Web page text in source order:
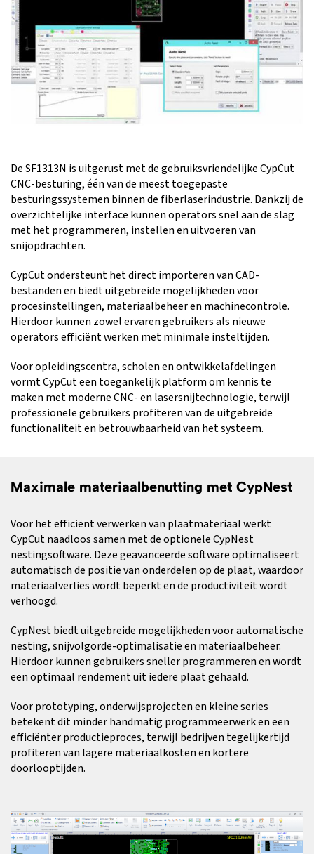
De SF1313N is uitgerust met de gebruiksvriendelijke CypCut
CNC-besturing, één van de meest toegepaste
besturingssystemen binnen de fiberlaserindustrie. Dankzij de
overzichtelijke interface kunnen operators snel aan de slag
met het programmeren, instellen en uitvoeren van
snijopdrachten.
CypCut ondersteunt het direct importeren van CAD-
bestanden en biedt uitgebreide mogelijkheden voor
procesinstellingen, materiaalbeheer en machinecontrole.
Hierdoor kunnen zowel ervaren gebruikers als nieuwe
operators efficiënt werken met minimale insteltijden.
Voor opleidingscentra, scholen en ontwikkelafdelingen
vormt CypCut een toegankelijk platform om kennis te
maken met moderne CNC- en lasersnijtechnologie, terwijl
professionele gebruikers profiteren van de uitgebreide
functionaliteit en betrouwbaarheid van het systeem.
Maximale materiaalbenutting met CypNest
Voor het efficiënt verwerken van plaatmateriaal werkt
CypCut naadloos samen met de optionele CypNest
nestingsoftware. Deze geavanceerde software optimaliseert
automatisch de positie van onderdelen op de plaat, waardoor
materiaalverlies wordt beperkt en de productiviteit wordt
verhoogd.
CypNest biedt uitgebreide mogelijkheden voor automatische
nesting, snijvolgorde-optimalisatie en materiaalbeheer.
Hierdoor kunnen gebruikers sneller programmeren en wordt
een optimaal rendement uit iedere plaat gehaald.
Voor prototyping, onderwijsprojecten en kleine series
betekent dit minder handmatig programmeerwerk en een
efficiënter productieproces, terwijl bedrijven tegelijkertijd
profiteren van lagere materiaalkosten en kortere
doorlooptijden.